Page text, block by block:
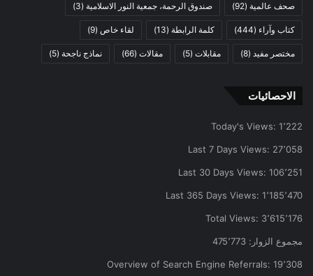
صحف عالمية (92) صندوق الرحمة، جمعية النور الاسلامية (3)
كتاب وآراء (444) كلمة الرابطة (13) لقاء خاص (9)
مختصر مفيد (8) مقابلات (5) مقالات (66) نماذج ناجحة (5)
الاحصائيات
Today's Views: 1٬222
Last 7 Days Views: 27٬058
Last 30 Days Views: 106٬251
Last 365 Days Views: 1٬185٬470
Total Views: 3٬615٬176
مجموع الزوار: 475٬773
Overview of Search Engine Referrals: 19٬308